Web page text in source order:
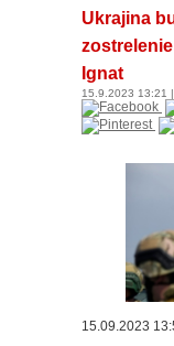
Ukrajina
Ignat
15.9.2023 13:21 |
15.09.2023